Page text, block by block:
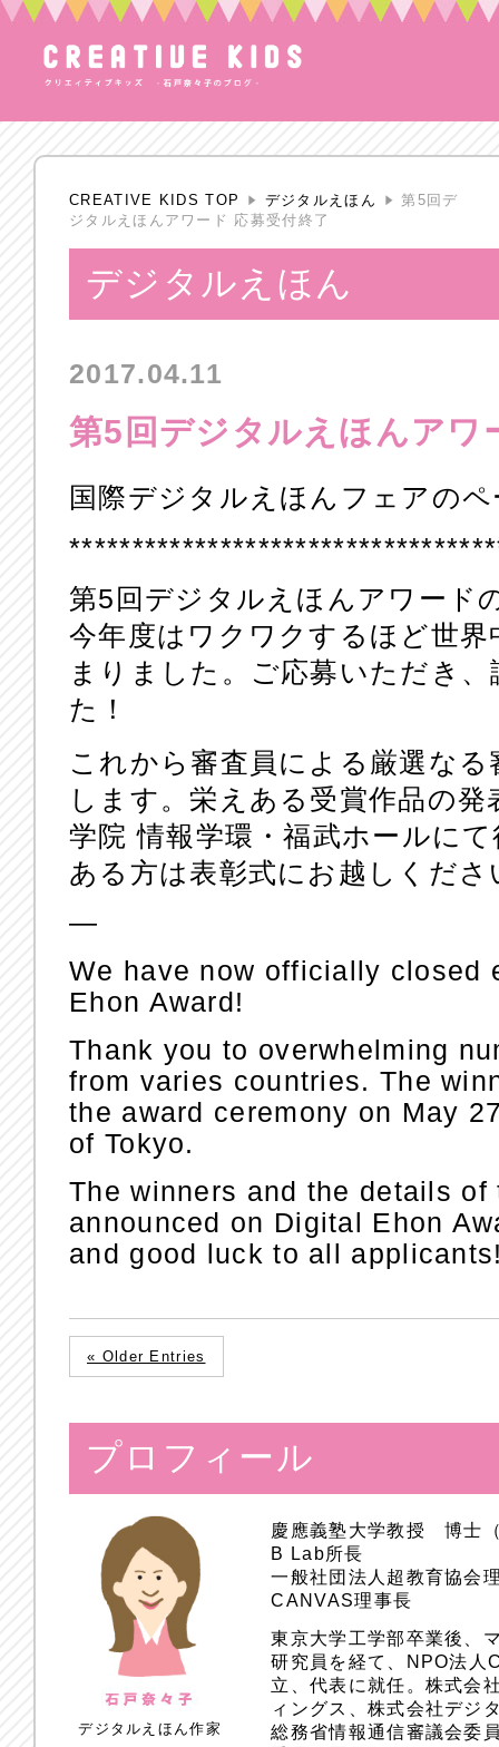
CREATIVE KIDS TOP デジタルえほん
第5回デ
ジタルえほんアワード 応募受付終了
デジタルえほん
2017.04.11
第5回デジタルえほんアワ
国際デジタルえほんフェアの
第5回デジタルえほんアワード
今年度はワクワクするほど世
まりました。ご応募いただき
た！
これから審査員による厳選な
します。栄えある受賞作品の
学院 情報学環・福武ホールに
ある方は表彰式にお越しくださ
—
We have now officially closed
Ehon Award!
Thank you to overwhelming
from varies countries. The
the award ceremony on May
of Tokyo.
The winners and the details
announced on Digital Ehon
and good luck to all
« Older Entries
プロフィール
デジタルえほん作家
慶應義塾大学教授 博士
B Lab所長
一般社団法人超教育協会
CANVAS理事長
東京大学工学部卒業後、
研究員を経て、NPO法人
立、代表に就任。株式会
ィングス、株式会社デジ
総務省情報通信審議会委